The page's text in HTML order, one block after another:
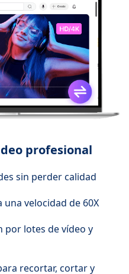
profesional
sin perder calidad
velocidad de 60X
por lotes de vídeo y
recortar, cortar y